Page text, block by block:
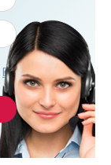
En